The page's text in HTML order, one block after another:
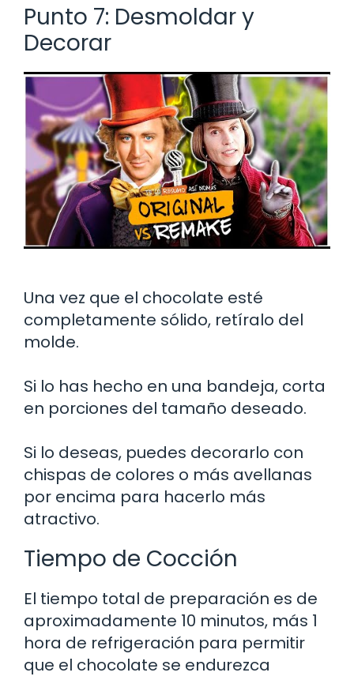
Punto 7: Desmoldar y
Decorar
Una vez que el chocolate esté
completamente sólido, retíralo del
molde.
Si lo has hecho en una bandeja, corta
en porciones del tamaño deseado.
Si lo deseas, puedes decorarlo con
chispas de colores o más avellanas
por encima para hacerlo más
atractivo.
Tiempo de Cocción
El tiempo total de preparación es de
aproximadamente 10 minutos, más 1
hora de refrigeración para permitir
que el chocolate se endurezca